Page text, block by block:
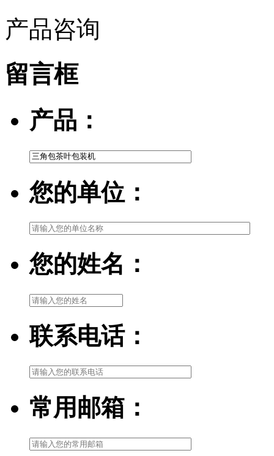
产品咨询
留言框
产品：
您的单位：
您的姓名：
联系电话：
常用邮箱：